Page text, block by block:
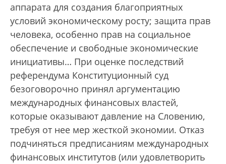
аппарата для создания благоприятных
условий экономическому росту; защита прав
человека, особенно прав на социальное
обеспечение и свободные экономические
инициативы… При оценке последствий
референдума Конституционный суд
безоговорочно принял аргументацию
международных финансовых властей,
которые оказывают давление на Словению,
требуя от нее мер жесткой экономии. Отказ
подчиняться предписаниям международных
финансовых институтов (или удовлетворить